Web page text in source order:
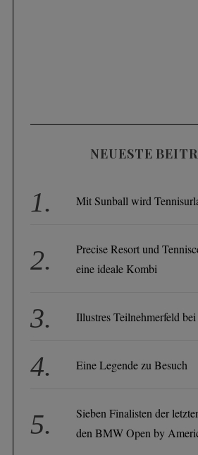
NEUESTE
Mit Sunball wird
Precise Resort und
eine ideale Kombi
Illustres Teilnehmerfeld
Eine Legende zu Besuch
Sieben Finalisten der
den BMW Open by